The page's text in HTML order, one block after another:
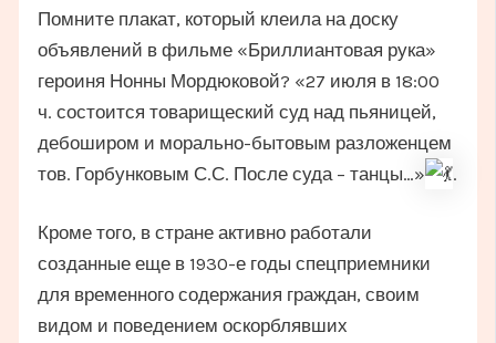
Помните плакат, который клеила на доску
объявлений в фильме «Бриллиантовая рука»
героиня Нонны Мордюковой? «27 июля в 18:00
ч. состоится товарищеский суд над пьяницей,
дебоширом и морально-бытовым разложенцем
тов. Горбунковым С.С. После суда – танцы…»
.
Кроме того, в стране активно работали
созданные еще в 1930-е годы спецприемники
для временного содержания граждан, своим
видом и поведением оскорблявших